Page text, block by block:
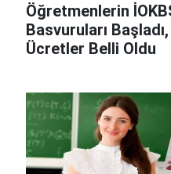
Öğretmenlerin
Basvuruları
Ücretler Belli Oldu